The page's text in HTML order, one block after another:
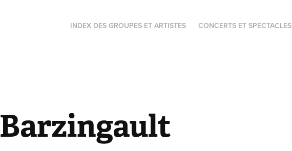
INDEX DES GROUPES ET ARTISTES CONCERTS ET SPECTACLES
Barzingault